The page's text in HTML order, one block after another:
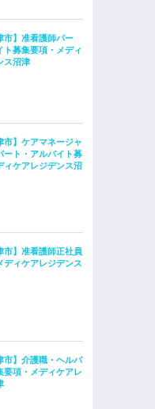
市】准看護師パー
ト募集要項・メディ
ス沼津
市】ケアマネージャ
ート・アルバイト募
ィケアレジデンス沼
市】准看護師正社員
ディケアレジデンス
市】介護職・ヘルパ
要項・メディケアレ